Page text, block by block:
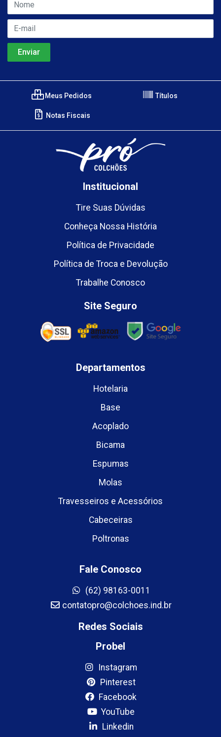
Meus Pedidos Títulos
Notas Fiscais
Institucional
Tire Suas Dúvidas
Conheça Nossa História
Política de Privacidade
Política de Troca e Devolução
Trabalhe Conosco
Site Seguro
Departamentos
Hotelaria
Base
Acoplado
Bicama
Espumas
Molas
Travesseiros e Acessórios
Cabeceiras
Poltronas
Fale Conosco
(62) 98163-0011
contatopro@colchoes.ind.br
Redes Sociais
Probel
Instagram
Pinterest
Facebook
YouTube
Linkedin